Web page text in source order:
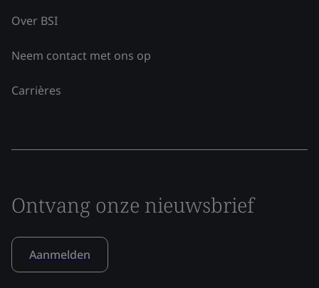
Over BSI
Neem contact met ons op
Carrières
Ontvang onze nieuwsbrief
Aanmelden